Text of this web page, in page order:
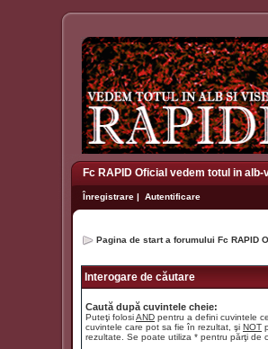
Fc RAPID Oficial vedem totul in
Înregistrare | Autentificare
Pagina de start a forumului Fc RAPID
Interogare de căutare
Caută după cuvintele cheie:
Puteţi folosiAND pentru a defini cuvintele
cuvintele care pot sa fie în rezultat, şi NOT
rezultate. Se poate utiliza * pentru părţi de